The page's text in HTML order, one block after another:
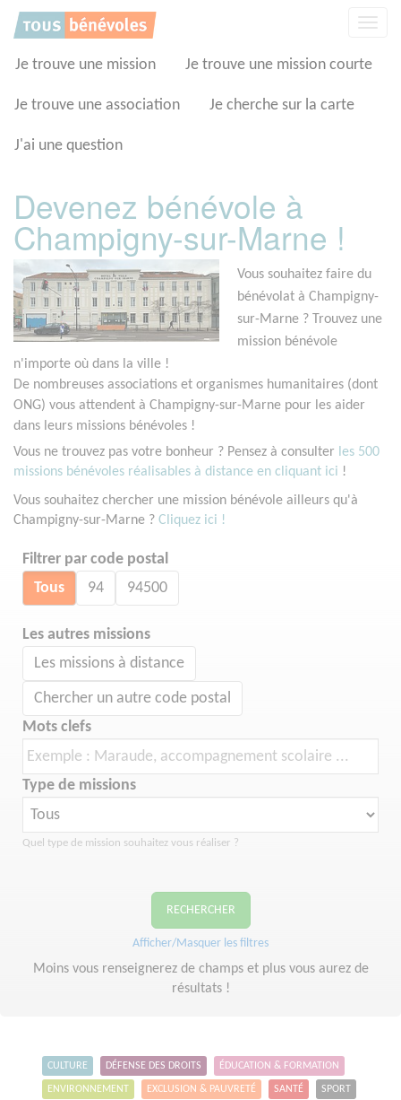
Je trouve une mission Je trouve une mission courte
Je trouve une association Je cherche sur la carte
J'ai une question
Devenez bénévole à
Champigny-sur-Marne !
Vous souhaitez faire du
bénévolat à Champigny-
sur-Marne ? Trouvez une
mission bénévole
n'importe où dans la ville !
De nombreuses associations et organismes humanitaires (dont
ONG) vous attendent à Champigny-sur-Marne pour les aider
dans leurs missions bénévoles !
Vous ne trouvez pas votre bonheur ? Pensez à consulter les 500
missions bénévoles réalisables à distance en cliquant ici !
Vous souhaitez chercher une mission bénévole ailleurs qu'à
Champigny-sur-Marne ? Cliquez ici !
Filtrer par code postal
Tous 94 94500
Les autres missions
Les missions à distance
Chercher un autre code postal
Mots clefs
Type de missions
Quel type de mission souhaitez vous réaliser ?
RECHERCHER
Afficher/Masquer les filtres
Moins vous renseignerez de champs et plus vous aurez de
résultats !
CULTURE DÉFENSE DES DROITS ÉDUCATION & FORMATION
ENVIRONNEMENT EXCLUSION & PAUVRETÉ SANTÉ SPORT
Panneau de gestion des cookies